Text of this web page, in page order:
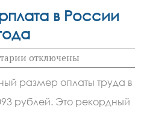
в России
к
записи
зарплата
в
России
отключены
размер оплаты труда в
рублей. Это рекордный